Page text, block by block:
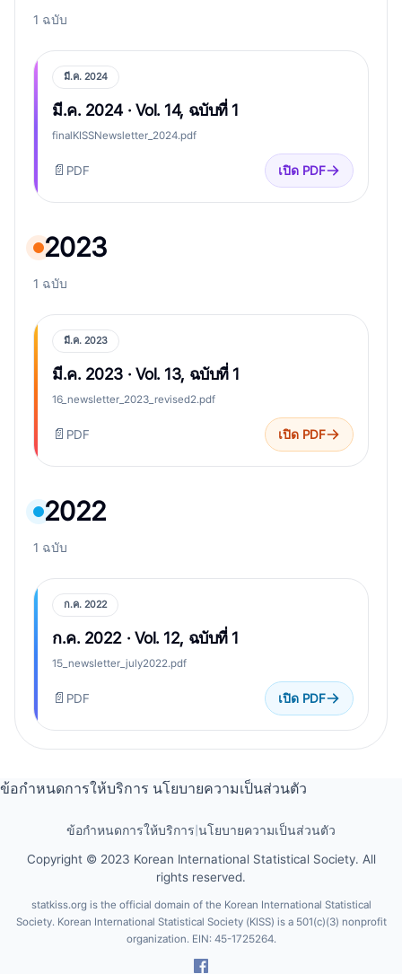
1 ฉบับ
มี.ค. 2024
มี.ค. 2024 · Vol. 14, ฉบับที่ 1
finalKISSNewsletter_2024.pdf
📄 PDF เปิด PDF
2023
1 ฉบับ
มี.ค. 2023
มี.ค. 2023 · Vol. 13, ฉบับที่ 1
16_newsletter_2023_revised2.pdf
📄 PDF เปิด PDF
2022
1 ฉบับ
ก.ค. 2022
ก.ค. 2022 · Vol. 12, ฉบับที่ 1
15_newsletter_july2022.pdf
📄 PDF เปิด PDF
ข้อกำหนดการให้บริการ นโยบายความเป็นส่วนตัว
ข้อกำหนดการให้บริการ นโยบายความเป็นส่วนตัว
Copyright © 2023 Korean International Statistical Society. All
rights reserved.
statkiss.org is the official domain of the Korean International Statistical
Society. Korean International Statistical Society (KISS) is a 501(c)(3) nonprofit
organization. EIN: 45-1725264.